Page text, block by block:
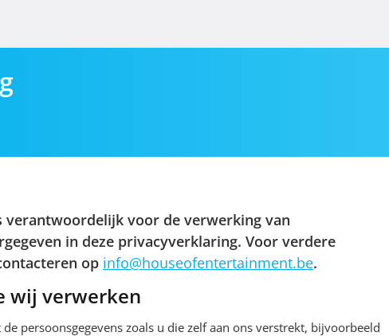
verantwoordelijk voor de verwerking van
in deze privacyverklaring. Voor verdere
op info@houseofentertainment.be.
wij verwerken
persoonsgegevens zoals u die zelf aan ons verstrekt, bijvoorbeeld